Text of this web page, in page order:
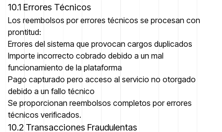
10.1 Errores Técnicos
Los reembolsos por errores técnicos se procesan con
prontitud:
Errores del sistema que provocan cargos duplicados
Importe incorrecto cobrado debido a un mal
funcionamiento de la plataforma
Pago capturado pero acceso al servicio no otorgado
debido a un fallo técnico
Se proporcionan reembolsos completos por errores
técnicos verificados.
10.2 Transacciones Fraudulentas